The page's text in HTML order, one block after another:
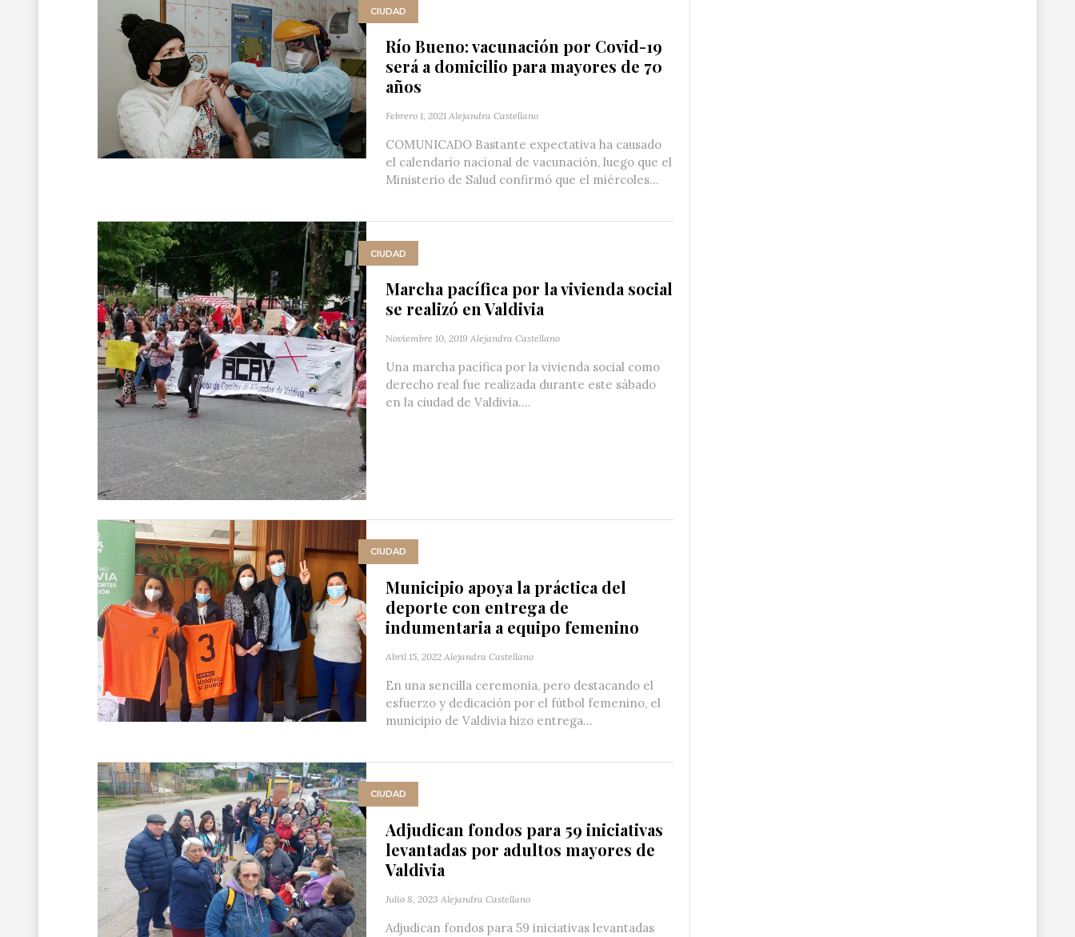
CIUDAD
Río Bueno: vacunación por Covid-19
será a domicilio para mayores de 70
años
Febrero 1, 2021 Alejandra Castellano
COMUNICADO Bastante expectativa ha causado
el calendario nacional de vacunación, luego que el
Ministerio de Salud confirmó que el miércoles...
CIUDAD
Marcha pacífica por la vivienda social
se realizó en Valdivia
Noviembre 10, 2019 Alejandra Castellano
Una marcha pacífica por la vivienda social como
derecho real fue realizada durante este sábado
en la ciudad de Valdivia....
CIUDAD
Municipio apoya la práctica del
deporte con entrega de
indumentaria a equipo femenino
Abril 15, 2022 Alejandra Castellano
En una sencilla ceremonia, pero destacando el
esfuerzo y dedicación por el fútbol femenino, el
municipio de Valdivia hizo entrega...
CIUDAD
Adjudican fondos para 59 iniciativas
levantadas por adultos mayores de
Valdivia
Julio 8, 2023 Alejandra Castellano
Adjudican fondos para 59 iniciativas levantadas